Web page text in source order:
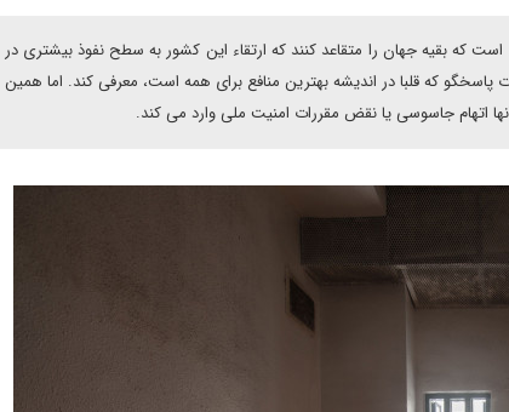
بقیه جهان را متقاعد کنند که ارتقاء این کشور به سطح نفوذ بیشتری در
که قلبا در اندیشه بهترین منافع برای همه است، معرفی کند. اما همین
اتهام جاسوسی یا نقض مقررات امنیت ملی وارد می کند.